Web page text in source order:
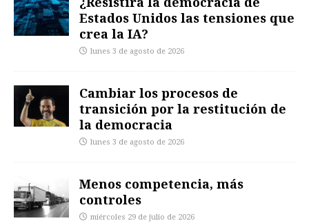
Estados Unidos las tensiones que
crea la IA?
lunes 3 de agosto de 2026
Cambiar los procesos de
transición por la restitución de
la democracia
lunes 3 de agosto de 2026
Menos competencia, más
controles
miércoles 29 de julio de 2026